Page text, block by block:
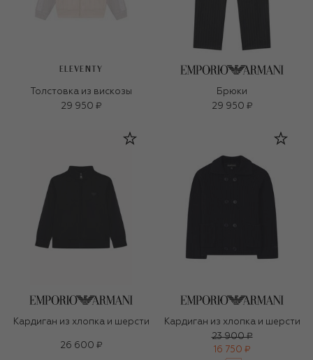
ELEVENTY
Толстовка из вискозы
29 950 ₽
Брюки
29 950 ₽
Кардиган из хлопка и шерсти
26 600 ₽
Кардиган из хлопка и шерсти
23 900 ₽
16 750 ₽